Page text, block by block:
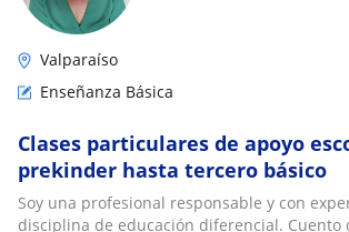
Valparaíso
Enseñanza Básica
Clases particulares de apoyo
prekinder hasta tercero básico
Soy una profesional responsable y con
disciplina de educación diferencial. Cuento